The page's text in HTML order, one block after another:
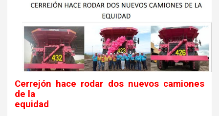
Cerrejón hace rodar dos nuevos camiones
de la
equidad